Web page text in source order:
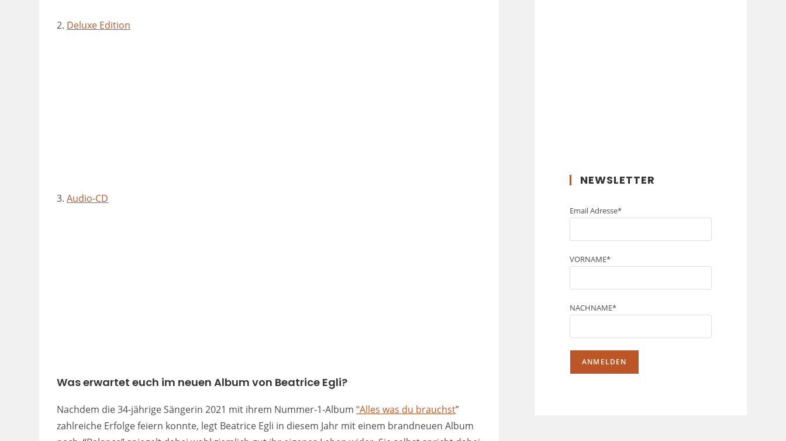
2. Deluxe Edition
3.Audio-CD
Was erwartet euch im neuen Album von Beatrice Egli?
Nachdem die 34-jährige Sängerin 2021 mit ihrem Nummer-1-Album“Alles was du brauchst”
zahlreiche Erfolge feiern konnte, legt Beatrice Egli in diesem Jahr mit einem brandneuen Album
NEWSLETTER
Email Adresse*
VORNAME*
NACHNAME*